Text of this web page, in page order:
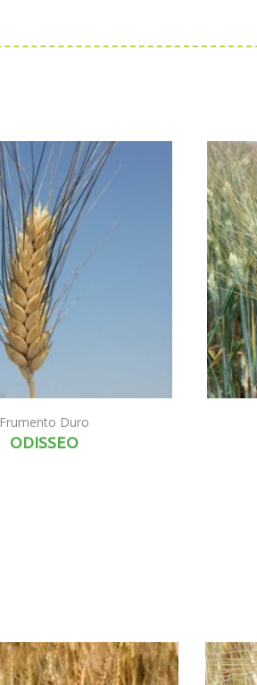
Frumento Duro
ODISSEO